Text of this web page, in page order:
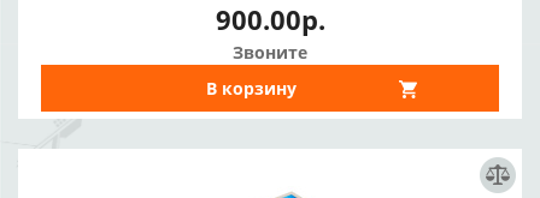
900.00р.
Звоните
В корзину